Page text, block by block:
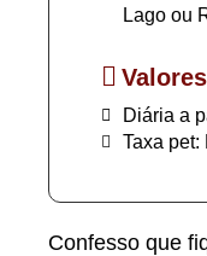
Lago ou
Valores
Diária a
Taxa pet:
Confesso que